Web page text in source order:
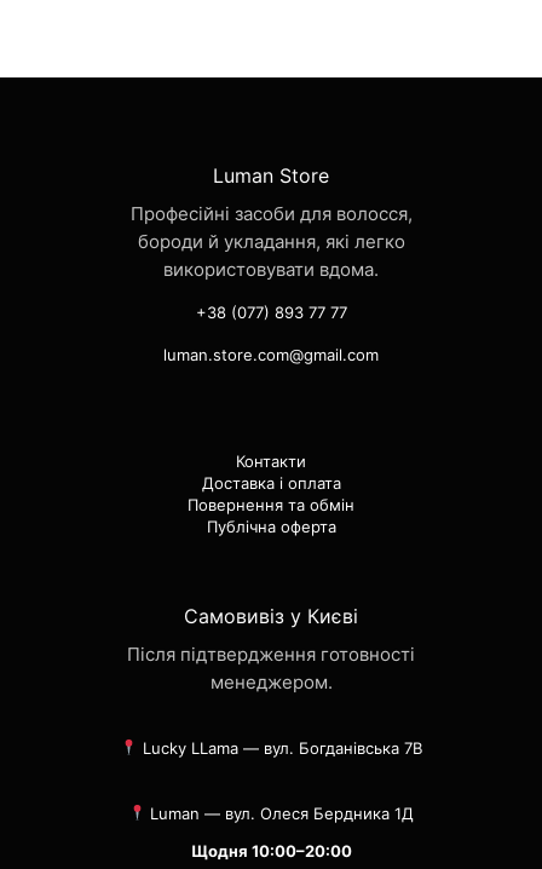
Luman Store
Професійні засоби для волосся,
бороди й укладання, які легко
використовувати вдома.
+38 (077) 893 77 77
luman.store.com@gmail.com
Контакти
Доставка і оплата
Повернення та обмін
Публічна оферта
Самовивіз у Києві
Після підтвердження готовності
менеджером.
Lucky LLama — вул. Богданівська 7В
Luman — вул. Олеся Бердника 1Д
Щодня 10:00–20:00